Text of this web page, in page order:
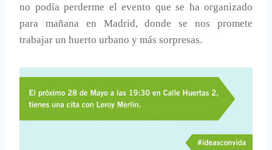
no podía perderme el evento que se ha organizado
para mañana en Madrid, donde se nos promete
trabajar un huerto urbano y más sorpresas.